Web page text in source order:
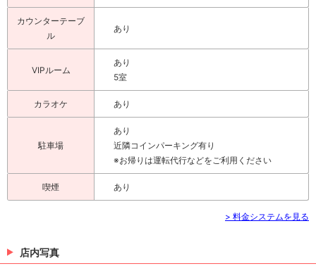
カウンターテーブ
ル
あり
VIPルーム
あり
5室
カラオケ あり
駐車場
あり
近隣コインパーキング有り
※お帰りは運転代行などをご利用ください
喫煙 あり
> 料金システムを見る
店内写真